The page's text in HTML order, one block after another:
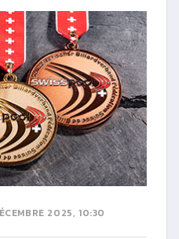
2025, 10:30